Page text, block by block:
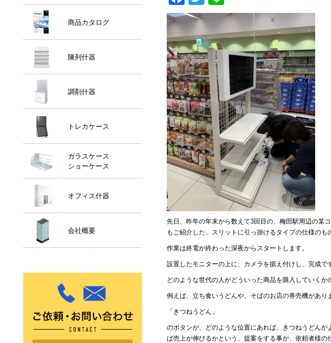
商品カタログ
陳列什器
調剤什器
トレカケース
ガラスケース
ショーケース
オフィス什器
会社概要
a
c
e
b
o
o
k
wi
tt
er
n
e
先日、昨年の年末から数えて3回目の、梅田駅周辺の某
もご紹介した、スリットに引っ掛けるタイプの仕様のも
作業は終電が終わった深夜からスタートします。
設置したモニターの上に、カメラを据え付けし、完成で
どのような世代の人がどういった商品を購入していくか
例えば、立ち食いうどんや、そばのお店の券売機があり
「きつねうどん」
のボタンが、どのような位置にあれば、きつねうどん
ば売上が伸びるかという、提案をする事が、依頼者様の